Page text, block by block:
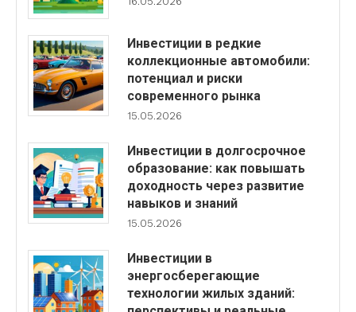
Инвестиции в редкие
коллекционные автомобили:
потенциал и риски
современного рынка
15.05.2026
Инвестиции в долгосрочное
образование: как повышать
доходность через развитие
навыков и знаний
15.05.2026
Инвестиции в
энергосберегающие
технологии жилых зданий: